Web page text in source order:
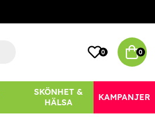
0 0
SKÖNHET &
HÄLSA
KAMPANJER